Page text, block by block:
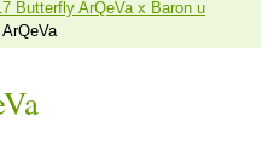
Butterfly ArQeVa x Baron u